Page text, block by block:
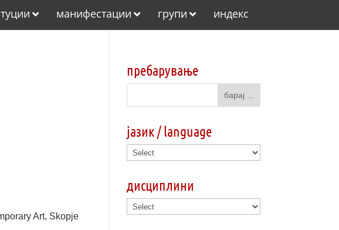
манифестации групи индекс
Art, Skopje
пребарување
јазик / language
дисциплини